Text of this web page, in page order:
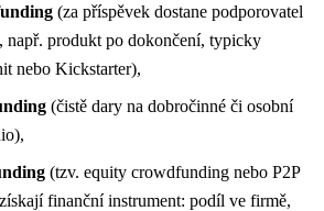
(za příspěvek dostane podporovatel
např. produkt po dokončení, typicky
nebo Kickstarter),
(čistě dary na dobročinné či osobní
(tzv. equity crowdfunding nebo P2P
finanční instrument: podíl ve firmě,